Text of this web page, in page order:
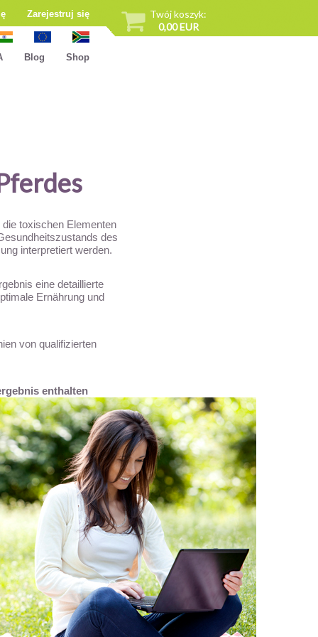
Twój koszyk:
0,00 EUR
Zarejestruj się
Blog Shop
toxischen Elementen
des
interpretiert werden.
eine detaillierte
Ernährung und
von qualifizierten
enthalten